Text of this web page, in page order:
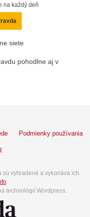
na každý deň
siete
pohodlne aj v
Podmienky používania
sú vyhradené a vykonáva ich
.
technológií Wordpress.